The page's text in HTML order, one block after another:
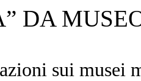
DA
sui musei